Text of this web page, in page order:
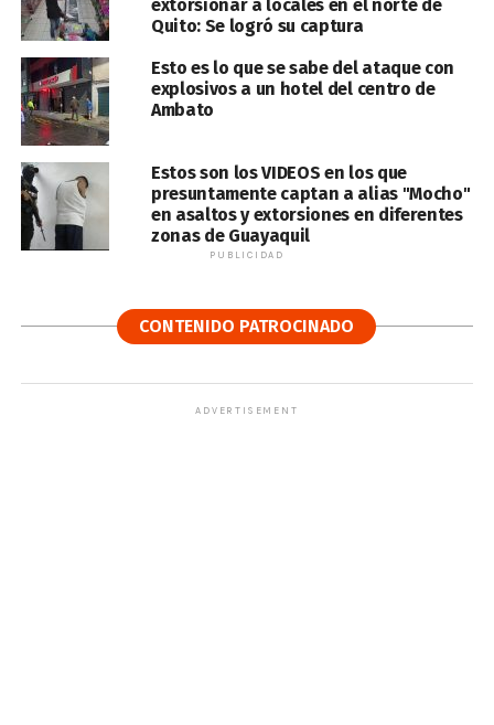
extorsionar a locales en el norte de
Quito: Se logró su captura
Esto es lo que se sabe del ataque con
explosivos a un hotel del centro de
Ambato
Estos son los VIDEOS en los que
presuntamente captan a alias "Mocho"
en asaltos y extorsiones en diferentes
zonas de Guayaquil
PUBLICIDAD
CONTENIDO PATROCINADO
ADVERTISEMENT